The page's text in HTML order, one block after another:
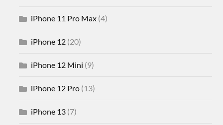
iPhone 11 Pro Max (4)
iPhone 12 (20)
iPhone 12 Mini (9)
iPhone 12 Pro (13)
iPhone 13 (7)